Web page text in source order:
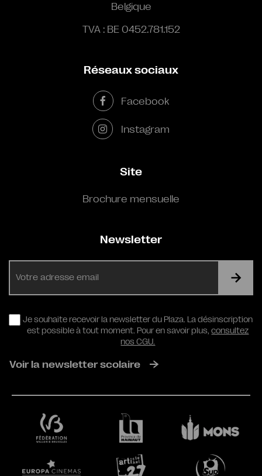
Belgique
TVA : BE 0452.781.152
Réseaux sociaux
Facebook
Instagram
Site
Brochure mensuelle
Newsletter
RGPD
Je souhaite recevoir la newsletter du Plaza. La désinscription
est possible à tout moment. Pour en savoir plus,consultez
nos CGU.
Voir la newsletter scolaire